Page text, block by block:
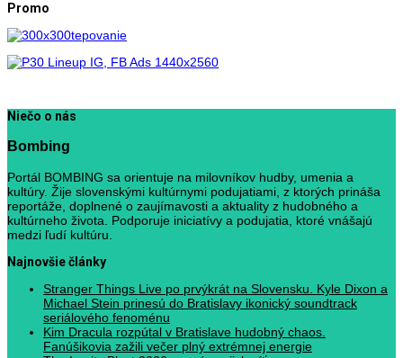
Promo
Niečo o nás
Bombing
Portál BOMBING sa orientuje na milovníkov hudby, umenia a
kultúry. Žije slovenskými kultúrnymi podujatiami, z ktorých prináša
reportáže, doplnené o zaujímavosti a aktuality z hudobného a
kultúrneho života. Podporuje iniciatívy a podujatia, ktoré vnášajú
medzi ľudí kultúru.
Najnovšie články
Stranger Things Live po prvýkrát na Slovensku. Kyle Dixon a
Michael Stein prinesú do Bratislavy ikonický soundtrack
seriálového fenoménu
Kim Dracula rozpútal v Bratislave hudobný chaos.
Fanúšikovia zažili večer plný extrémnej energie